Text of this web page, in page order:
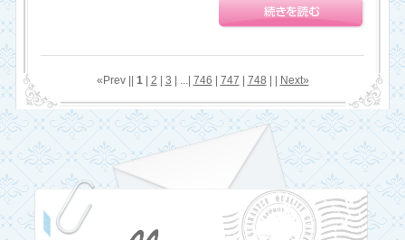
«Prev || 1| 2 3 | ...| 746 747 748 Next»